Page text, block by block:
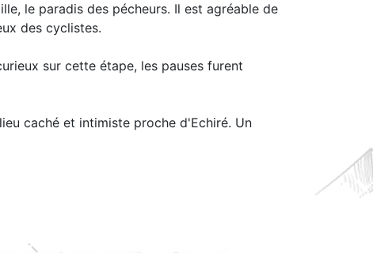
le paradis des pécheurs. Il est agréable de
des cyclistes.
sur cette étape, les pauses furent
caché et intimiste proche d'Echiré. Un